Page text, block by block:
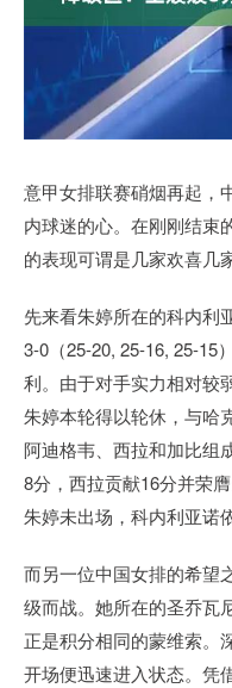
意甲女排联赛硝烟再起，
内球迷的心。在刚刚结束
的表现可谓是几家欢喜几
先来看朱婷所在的科内利
3-0（25-20, 25-16, 25-15
利。由于对手实力相对较
朱婷本轮得以轮休，与哈
阿迪格韦、西拉和加比组
8分，西拉贡献16分并荣
朱婷未出场，科内利亚诺
而另一位中国女排的希望
级而战。她所在的圣乔瓦
正是积分相同的蒙维索。
开场便迅速进入状态。凭